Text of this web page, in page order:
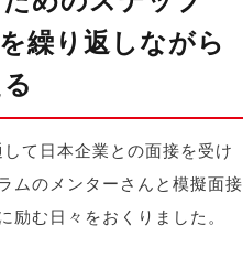
繰り返しながら
て日本企業との面接を受け
ムのメンターさんと模擬面接
励む日々をおくりました。